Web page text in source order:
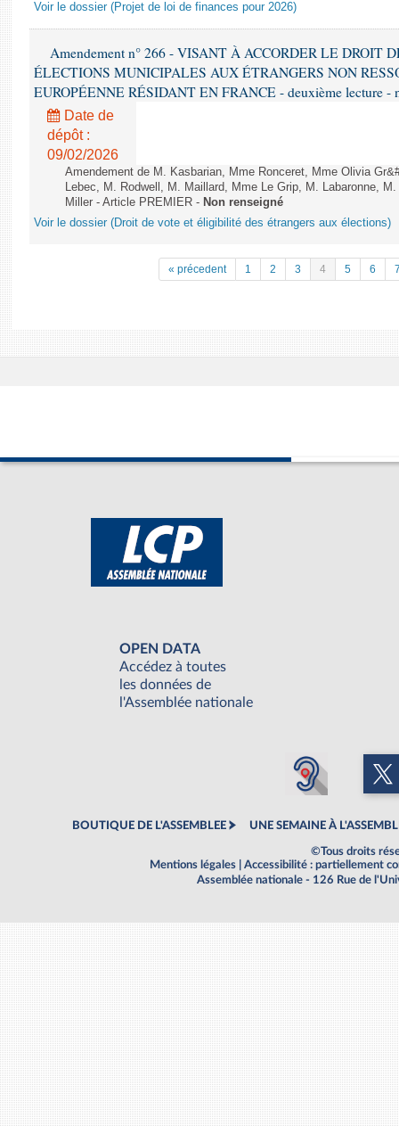
Voir le dossier (Projet de loi de finances pour 2026)
Amendement n° 266 - VISANT À ACCORDER LE DROIT
ÉLECTIONS MUNICIPALES AUX ÉTRANGERS NON
EUROPÉENNE RÉSIDANT EN FRANCE - deuxième lecture -
Date de
dépôt :
09/02/2026
Amendement de M. Kasbarian, Mme Ronceret, Mme Olivia
Lebec, M. Rodwell, M. Maillard, Mme Le Grip, M. Labaronne,
Miller - Article PREMIER - Non renseigné
Voir le dossier (Droit de vote et éligibilité des étrangers aux élections)
« précedent 1 2 3 4 5 6
OPEN DATA
Accédez à toutes
les données de
l'Assemblée nationale
BOUTIQUE DE L'ASSEMBLEE UNE SEMAINE À
©Tous droits
Mentions légales
Accessibilité : partiellement
Assemblée nationale - 126 Rue de